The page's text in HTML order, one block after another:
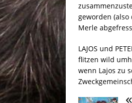
geworden
Merle
LAJOS und
flitzen wild
wenn Lajos zu